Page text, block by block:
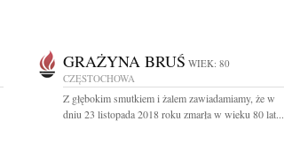
GRAŻYNA BRUŚ WIEK: 80
CZĘSTOCHOWA
Z głębokim smutkiem i żalem zawiadamiamy, że w
dniu 23 listopada 2018 roku zmarła w wieku 80 lat...